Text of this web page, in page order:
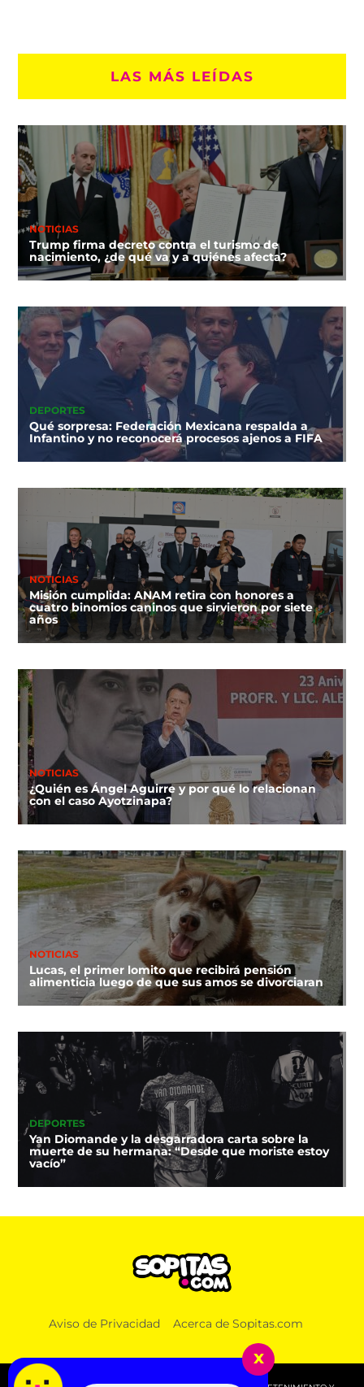
LAS MÁS LEÍDAS
NOTICIAS
Trump firma decreto contra el turismo de
nacimiento, ¿de qué va y a quiénes afecta?
DEPORTES
Qué sorpresa: Federación Mexicana respalda a
Infantino y no reconocerá procesos ajenos a FIFA
NOTICIAS
Misión cumplida: ANAM retira con honores a
cuatro binomios caninos que sirvieron por siete
años
NOTICIAS
¿Quién es Ángel Aguirre y por qué lo relacionan
con el caso Ayotzinapa?
NOTICIAS
Lucas, el primer lomito que recibirá pensión
alimenticia luego de que sus amos se divorciaran
DEPORTES
Yan Diomande y la desgarradora carta sobre la
muerte de su hermana: “Desde que moriste estoy
vacío”
Aviso de Privacidad Acerca de Sopitas.com
x